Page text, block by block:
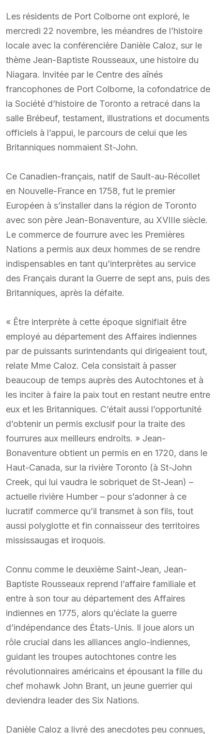
Les résidents de Port Colborne ont exploré, le
mercredi 22 novembre, les méandres de l’histoire
locale avec la conférencière Danièle Caloz, sur le
thème Jean-Baptiste Rousseaux, une histoire du
Niagara. Invitée par le Centre des aînés
francophones de Port Colborne, la cofondatrice de
la Société d’histoire de Toronto a retracé dans la
salle Brébeuf, testament, illustrations et documents
officiels à l’appui, le parcours de celui que les
Britanniques nommaient St-John.
Ce Canadien-français, natif de Sault-au-Récollet
en Nouvelle-France en 1758, fut le premier
Européen à s’installer dans la région de Toronto
avec son père Jean-Bonaventure, au XVIIIe siècle.
Le commerce de fourrure avec les Premières
Nations a permis aux deux hommes de se rendre
indispensables en tant qu’interprètes au service
des Français durant la Guerre de sept ans, puis des
Britanniques, après la défaite.
« Être interprète à cette époque signifiait être
employé au département des Affaires indiennes
par de puissants surintendants qui dirigeaient tout,
relate Mme Caloz. Cela consistait à passer
beaucoup de temps auprès des Autochtones et à
les inciter à faire la paix tout en restant neutre entre
eux et les Britanniques. C’était aussi l’opportunité
d’obtenir un permis exclusif pour la traite des
fourrures aux meilleurs endroits. » Jean-
Bonaventure obtient un permis en en 1720, dans le
Haut-Canada, sur la rivière Toronto (à St-John
Creek, qui lui vaudra le sobriquet de St-Jean) –
actuelle rivière Humber – pour s’adonner à ce
lucratif commerce qu’il transmet à son fils, tout
aussi polyglotte et fin connaisseur des territoires
mississaugas et iroquois.
Connu comme le deuxième Saint-Jean, Jean-
Baptiste Rousseaux reprend l’affaire familiale et
entre à son tour au département des Affaires
indiennes en 1775, alors qu’éclate la guerre
d’indépendance des États-Unis. Il joue alors un
rôle crucial dans les alliances anglo-indiennes,
guidant les troupes autochtones contre les
révolutionnaires américains et épousant la fille du
chef mohawk John Brant, un jeune guerrier qui
deviendra leader des Six Nations.
Danièle Caloz a livré des anecdotes peu connues,